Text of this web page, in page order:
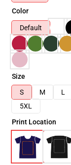
Color
Default
Size
S
M L
5XL
Print Location